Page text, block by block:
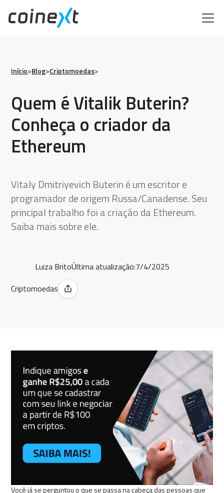
Início>Blog>Criptomoedas>
Quem é Vitalik Buterin?
Conheça o criador da
Ethereum
Vitaly Dmitriyevich Buterin é um escritor e
programador de origem Russa/Canadense. Seu
principal trabalho foi a criação da Ethereum.
Saiba mais sobre ele.
Luiza BritoÚltima atualização:7/4/2025
Criptomoedas
Você já se perguntou o que se passa na cabeça das pessoas que